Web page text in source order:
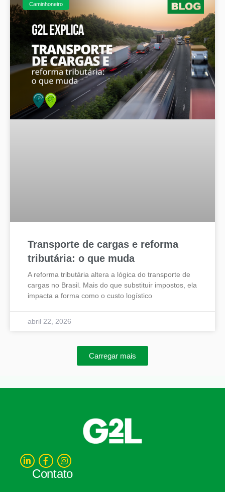
Caminhoneiro
Transporte de cargas e reforma
tributária: o que muda
A reforma tributária altera a lógica do transporte de
cargas no Brasil. Mais do que substituir impostos, ela
impacta a forma como o custo logístico
abril 22, 2026
Carregar mais
Contato